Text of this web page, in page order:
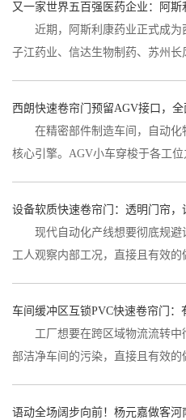
又一家世界五百强医药企业：阿斯
近期，阿斯利康药业正式成为
子江药业、信达生物制药、苏州长
西朗快速卷帘门预留AGV接口，
在精密部件制造车间，自动化
核心引擎。AGV小车穿梭于各工
设备软质快速卷帘门：透明门帘
现代自动化产线想要彻底规避
工人观察内部工况，直接且有效的
车间缓冲区互锁PVC快速卷帘门
工厂想要在跨区域物流流转中
部洁净车间的污染，直接且有效的